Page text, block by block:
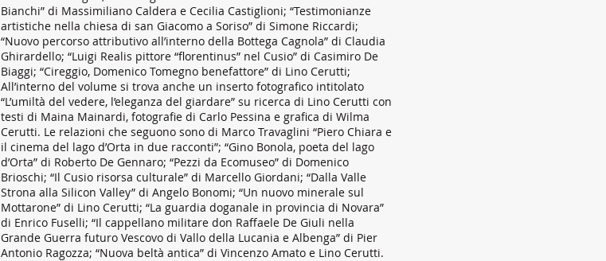
Bianchi” di Massimiliano Caldera e Cecilia Castiglioni; “Testimonianze
artistiche nella chiesa di san Giacomo a Soriso” di Simone Riccardi;
“Nuovo percorso attributivo all’interno della Bottega Cagnola” di Claudia
Ghirardello; “Luigi Realis pittore “florentinus” nel Cusio” di Casimiro De
Biaggi; “Cireggio, Domenico Tomegno benefattore” di Lino Cerutti;
All’interno del volume si trova anche un inserto fotografico intitolato
“L’umiltà del vedere, l’eleganza del giardare” su ricerca di Lino Cerutti con
testi di Maina Mainardi, fotografie di Carlo Pessina e grafica di Wilma
Cerutti. Le relazioni che seguono sono di Marco Travaglini “Piero Chiara e
il cinema del lago d’Orta in due racconti”; “Gino Bonola, poeta del lago
d’Orta” di Roberto De Gennaro; “Pezzi da Ecomuseo” di Domenico
Brioschi; “Il Cusio risorsa culturale” di Marcello Giordani; “Dalla Valle
Strona alla Silicon Valley” di Angelo Bonomi; “Un nuovo minerale sul
Mottarone” di Lino Cerutti; “La guardia doganale in provincia di Novara”
di Enrico Fuselli; “Il cappellano militare don Raffaele De Giuli nella
Grande Guerra futuro Vescovo di Vallo della Lucania e Albenga” di Pier
Antonio Ragozza; “Nuova beltà antica” di Vincenzo Amato e Lino Cerutti.